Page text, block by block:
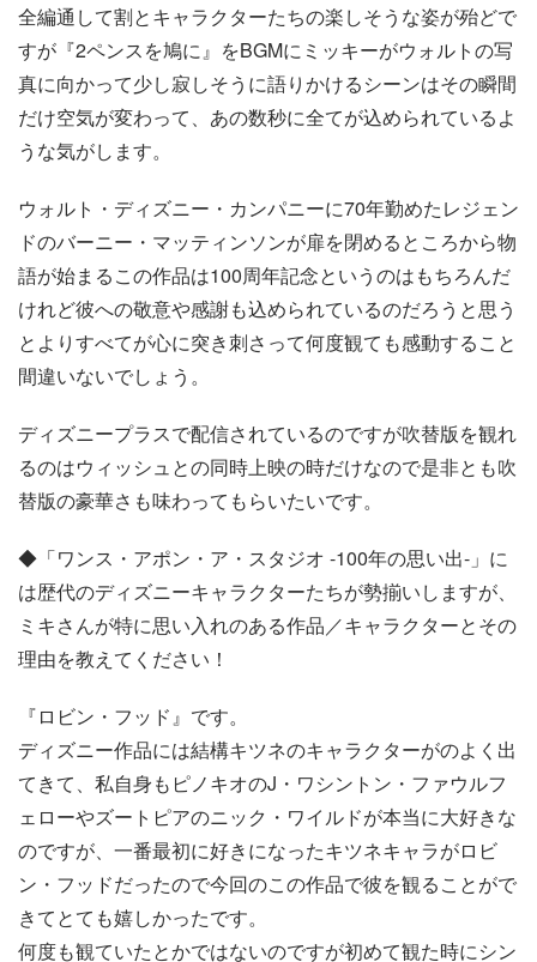
全編通して割とキャラクターたちの楽しそうな姿が殆どで
すが『2ペンスを鳩に』をBGMにミッキーがウォルトの写
真に向かって少し寂しそうに語りかけるシーンはその瞬間
だけ空気が変わって、あの数秒に全てが込められているよ
うな気がします。
ウォルト・ディズニー・カンパニーに70年勤めたレジェン
ドのバーニー・マッティンソンが扉を閉めるところから物
語が始まるこの作品は100周年記念というのはもちろんだ
けれど彼への敬意や感謝も込められているのだろうと思う
とよりすべてが心に突き刺さって何度観ても感動すること
間違いないでしょう。
ディズニープラスで配信されているのですが吹替版を観れ
るのはウィッシュとの同時上映の時だけなので是非とも吹
替版の豪華さも味わってもらいたいです。
◆「ワンス・アポン・ア・スタジオ -100年の思い出-」に
は歴代のディズニーキャラクターたちが勢揃いしますが、
ミキさんが特に思い入れのある作品／キャラクターとその
理由を教えてください！
『ロビン・フッド』です。
ディズニー作品には結構キツネのキャラクターがのよく出
てきて、私自身もピノキオのJ・ワシントン・ファウルフ
ェローやズートピアのニック・ワイルドが本当に大好きな
のですが、一番最初に好きになったキツネキャラがロビ
ン・フッドだったので今回のこの作品で彼を観ることがで
きてとても嬉しかったです。
何度も観ていたとかではないのですが初めて観た時にシン